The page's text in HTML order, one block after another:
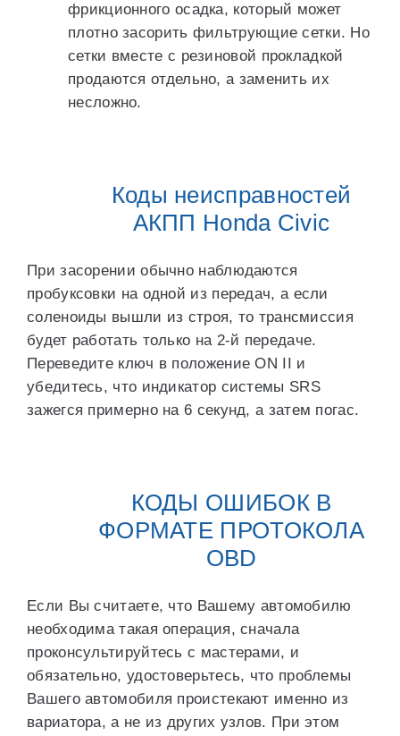
фрикционного осадка, который может
плотно засорить фильтрующие сетки. Но
сетки вместе с резиновой прокладкой
продаются отдельно, а заменить их
несложно.
Коды неисправностей
АКПП Honda Civic
При засорении обычно наблюдаются
пробуксовки на одной из передач, а если
соленоиды вышли из строя, то трансмиссия
будет работать только на 2-й передаче.
Переведите ключ в положение ON II и
убедитесь, что индикатор системы SRS
зажегся примерно на 6 секунд, а затем погас.
КОДЫ ОШИБОК В
ФОРМАТЕ ПРОТОКОЛА
OBD
Если Вы считаете, что Вашему автомобилю
необходима такая операция, сначала
проконсультируйтесь с мастерами, и
обязательно, удостоверьтесь, что проблемы
Вашего автомобиля проистекают именно из
вариатора, а не из других узлов. При этом